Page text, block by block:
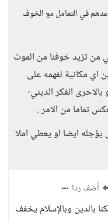
في التعامل مع الخوف
من تزيد خوفنا من الموت
اي مكانية لفهمه على
بالاحرى الفكر الديني-
تماما من الامر .
يؤجله ايضا او يعطي املا
أضف ردا
بالدين وبالإسلام يخفف